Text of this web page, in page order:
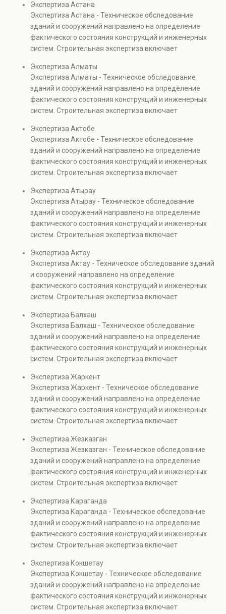
элементов и оценку эксплуатационной безопасности.
Услуга востребована при покупке недвижимости,
капитальном ремонте и реконструкции объектов, а
также при судебных разбирательствах и технических
проверках.
Экспертиза Астана
Экспертиза Астана - Техническое обследование
зданий и сооружений направлено на определение
фактического состояния конструкций и инженерных
систем. Строительная экспертиза включает
элементов и оценку эксплуатационной безопасности.
Услуга востребована при покупке недвижимости,
капитальном ремонте и реконструкции объектов, а
также при судебных разбирательствах и технических
проверках.
Экспертиза Алматы
Экспертиза Алматы - Техническое обследование
зданий и сооружений направлено на определение
фактического состояния конструкций и инженерных
систем. Строительная экспертиза включает
элементов и оценку эксплуатационной безопасности.
Услуга востребована при покупке недвижимости,
капитальном ремонте и реконструкции объектов, а
также при судебных разбирательствах и технических
проверках.
Экспертиза Актобе
Экспертиза Актобе - Техническое обследование
зданий и сооружений направлено на определение
фактического состояния конструкций и инженерных
систем. Строительная экспертиза включает
элементов и оценку эксплуатационной безопасности.
Услуга востребована при покупке недвижимости,
капитальном ремонте и реконструкции объектов, а
также при судебных разбирательствах и технических
проверках.
Экспертиза Атырау
Экспертиза Атырау - Техническое обследование
зданий и сооружений направлено на определение
фактического состояния конструкций и инженерных
систем. Строительная экспертиза включает
элементов и оценку эксплуатационной безопасности.
Услуга востребована при покупке недвижимости,
капитальном ремонте и реконструкции объектов, а
также при судебных разбирательствах и технических
проверках.
Экспертиза Актау
Экспертиза Актау - Техническое обследование зданий
и сооружений направлено на определение
фактического состояния конструкций и инженерных
систем. Строительная экспертиза включает
элементов и оценку эксплуатационной безопасности.
Услуга востребована при покупке недвижимости,
капитальном ремонте и реконструкции объектов, а
также при судебных разбирательствах и технических
проверках.
Экспертиза Балхаш
Экспертиза Балхаш - Техническое обследование
зданий и сооружений направлено на определение
фактического состояния конструкций и инженерных
систем. Строительная экспертиза включает
элементов и оценку эксплуатационной безопасности.
Услуга востребована при покупке недвижимости,
капитальном ремонте и реконструкции объектов, а
также при судебных разбирательствах и технических
проверках.
Экспертиза Жаркент
Экспертиза Жаркент - Техническое обследование
зданий и сооружений направлено на определение
фактического состояния конструкций и инженерных
систем. Строительная экспертиза включает
элементов и оценку эксплуатационной безопасности.
Услуга востребована при покупке недвижимости,
капитальном ремонте и реконструкции объектов, а
также при судебных разбирательствах и технических
проверках.
Экспертиза Жезказган
Экспертиза Жезказган - Техническое обследование
зданий и сооружений направлено на определение
фактического состояния конструкций и инженерных
систем. Строительная экспертиза включает
элементов и оценку эксплуатационной безопасности.
Услуга востребована при покупке недвижимости,
капитальном ремонте и реконструкции объектов, а
также при судебных разбирательствах и технических
проверках.
Экспертиза Караганда
Экспертиза Караганда - Техническое обследование
зданий и сооружений направлено на определение
фактического состояния конструкций и инженерных
систем. Строительная экспертиза включает
элементов и оценку эксплуатационной безопасности.
Услуга востребована при покупке недвижимости,
капитальном ремонте и реконструкции объектов, а
также при судебных разбирательствах и технических
проверках.
Экспертиза Кокшетау
Экспертиза Кокшетау - Техническое обследование
зданий и сооружений направлено на определение
фактического состояния конструкций и инженерных
систем. Строительная экспертиза включает